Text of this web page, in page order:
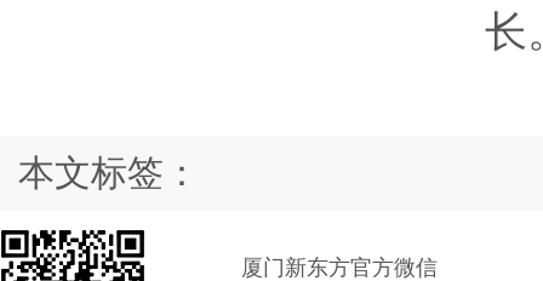
长
本文标签：
厦门新东方官方微信